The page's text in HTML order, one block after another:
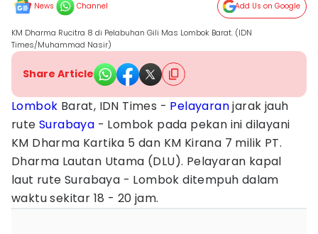
News Channel Add Us on Google
KM Dharma Rucitra 8 di Pelabuhan Gili Mas Lombok Barat. (IDN
Times/Muhammad Nasir)
Share Article
Lombok Barat, IDN Times - Pelayaranjarak jauh
rute Surabaya - Lombok pada pekan ini dilayani
KM Dharma Kartika 5 dan KM Kirana 7 milik PT.
Dharma Lautan Utama (DLU). Pelayaran kapal
laut rute Surabaya - Lombok ditempuh dalam
waktu sekitar 18 - 20 jam.